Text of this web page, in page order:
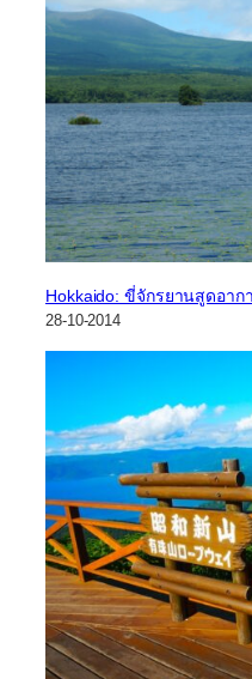
Hokkaido: ขี่จักรยานสูดอา
28-10-2014